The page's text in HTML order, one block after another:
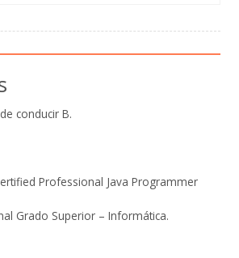
conducir B.
Professional Java Programmer
Grado Superior – Informática.